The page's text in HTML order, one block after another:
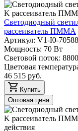
Светодиодный
рассеиватель ПММА
Артикул: V1-I0-
Мощность: 70 Вт
Световой поток:
Цветовая
46 515 руб.
Купить
Оптовая цена